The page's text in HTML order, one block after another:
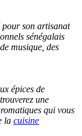
pour son artisanat
sénégalais
musique, des
épices de
une
qui vous
la cuisine